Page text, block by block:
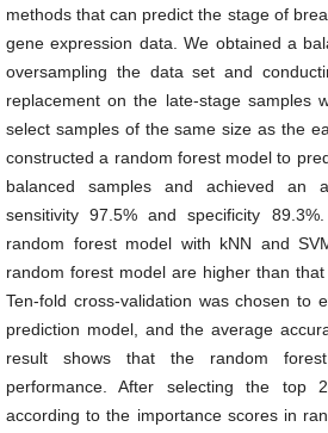
methods that can predict the stage of
gene expression data. We obtained a
oversampling the data set and
replacement on the late-stage samples
select samples of the same size as the
constructed a random forest model to
balanced samples and achieved an
sensitivity 97.5% and specificity
random forest model with kNN and
random forest model are higher than
Ten-fold cross-validation was chosen to
prediction model, and the average
result shows that the random
performance. After selecting the top
according to the importance scores in